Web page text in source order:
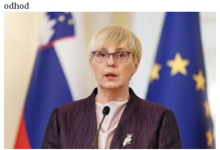
odhod